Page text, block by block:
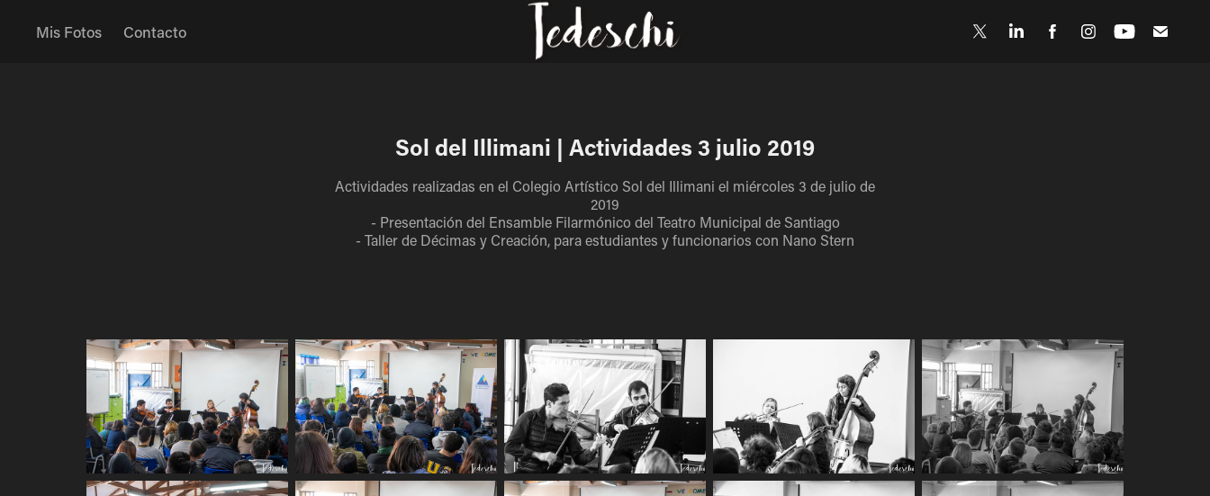
Mis Fotos Contacto
Sol del Illimani | Actividades 3 julio 2019
Actividades realizadas en el Colegio Artístico Sol del Illimani el miércoles 3 de julio de
2019
- Presentación del Ensamble Filarmónico del Teatro Municipal de Santiago
- Taller de Décimas y Creación, para estudiantes y funcionarios con Nano Stern